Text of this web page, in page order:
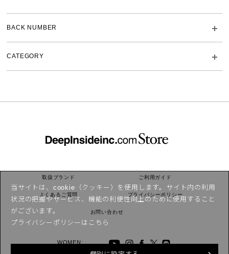
BACK NUMBER
CATEGORY
当サイトは、cookie（クッキー）を使用します。サイト内の利用
状況の把握やサービス、機能の利便性向上のために使用すること
がございます。
プライバシーポリシーは こちら
取扱ブランド ご利用ガイド
よくあるご質問 プライバシーポリシー
お問い合わせ
WOMEN: